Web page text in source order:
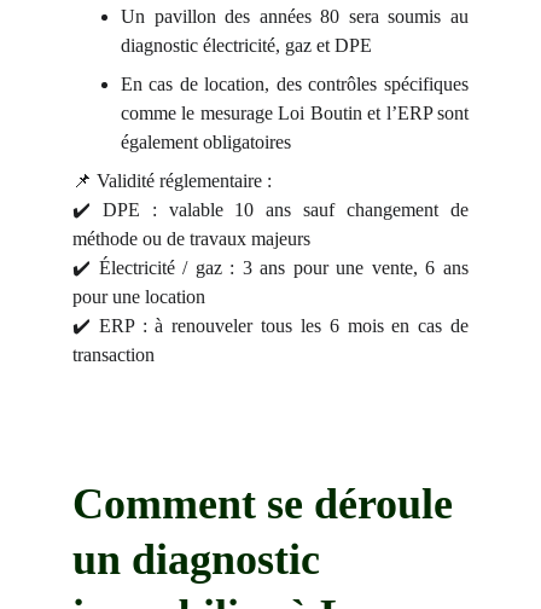
Un pavillon des années 80 sera soumis au
diagnostic électricité, gaz et DPE
En cas de location, des contrôles spécifiques
comme le mesurage Loi Boutin et l’ERP sont
également obligatoires
📌 Validité réglementaire :
✔️ DPE : valable 10 ans sauf changement de
méthode ou de travaux majeurs
✔️ Électricité / gaz : 3 ans pour une vente, 6 ans
pour une location
✔️ ERP : à renouveler tous les 6 mois en cas de
transaction
Comment se déroule
un diagnostic